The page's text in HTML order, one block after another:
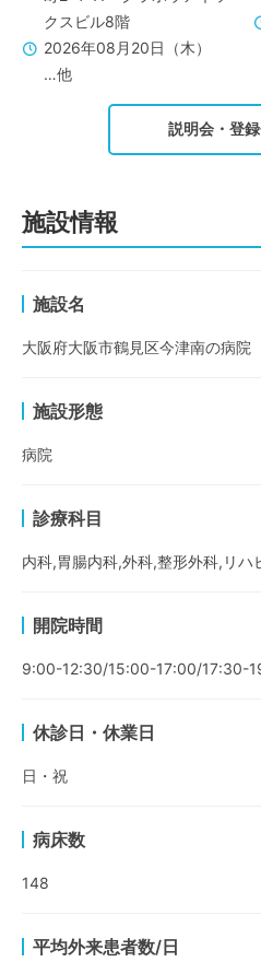
クスビル8階
2026年08月20日（木）
…他
説明会・登
施設情報
施設名
大阪府大阪市鶴見区今津南の病院
施設形態
病院
診療科目
内科,胃腸内科,外科,整形外科,リ
開院時間
9:00-12:30/15:00-17:00/17:30-
休診日・休業日
日・祝
病床数
148
平均外来患者数/日